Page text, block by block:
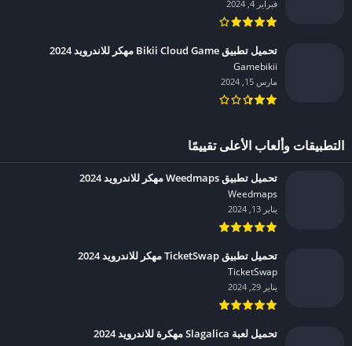
فبراير 4, 2024
تحميل تطبيق Bikii Cloud Game مهكر للاندرويد 2024
Gamebikii‏
مارس 15, 2024
التطبيقات وألعاب الأعلى تقييمًا
تحميل تطبيق Weedmaps مهكر للاندرويد 2024
Weedmaps‏
يناير 13, 2024
تحميل تطبيق TicketSwap مهكر للاندرويد 2024
TicketSwap‏
يناير 29, 2024
تحميل لعبة Slagalica مهكرة للاندرويد 2024